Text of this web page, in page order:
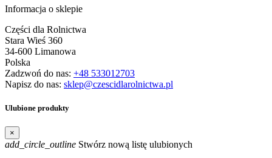
Informacja o sklepie
Części dla Rolnictwa
Stara Wieś 360
34-600 Limanowa
Polska
Zadzwoń do nas: +48 533012703
Napisz do nas: sklep@czescidlarolnictwa.pl
Ulubione produkty
×
add_circle_outline Stwórz nową listę ulubionych